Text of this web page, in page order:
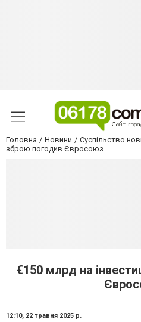
Головна Новини Суспільство
зброю погодив Євросоюз
€150 млрд на
12:10, 22 травня 2025 р.